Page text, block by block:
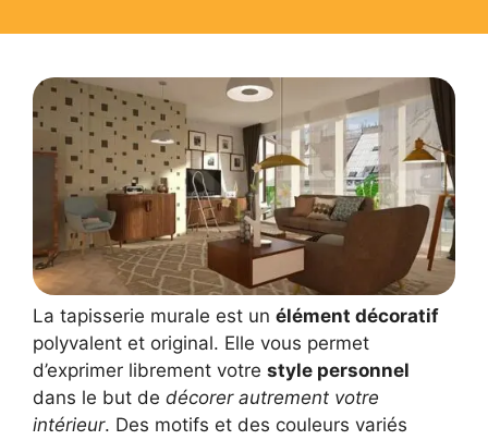
La tapisserie murale est un élément décoratif
polyvalent et original. Elle vous permet
d’exprimer librement votre style personnel
dans le but de décorer autrement votre
intérieur. Des motifs et des couleurs variés